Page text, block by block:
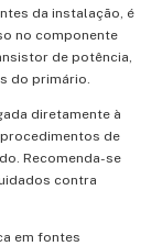
da instalação, é
no componente
de potência,
do primário.
diretamente à
de
Recomenda-se
contra
em fontes